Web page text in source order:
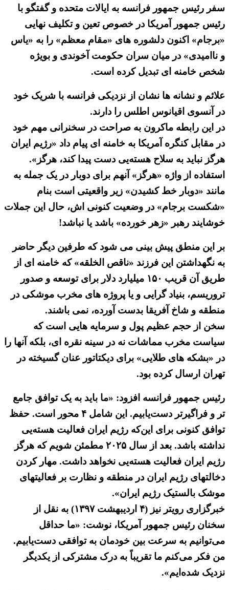
سفر رئیس جمهور فرانسه به ایالات متحده و گفتگو با
رئیس جمهور آمریکا در خصوص تعین و تکلیف نهایی
«برجام» اکنون دلشوره های «مقام معظم» را به «یاس
و ناامیدی» در میان سران حکومت آخوندی و بویژه
شخص خامنه ای تبدیل کرده است.
علائم و نشانه ها نشان از نزدیکی فرانسه با شریک خود
در آنسوی اقیانوس اطلس را دارند.
در این رابطه ماکرون به صراحت در سخنرانی مهم خود
در مقابل کنگره آمریکا به خامنه ای پیام داد «رژیم ایران
هرگز نباید به سلاح هسته‌یی دست پیدا کند، هرگز».
استفاده از واژه «هرگز» آنهم برای دوبار در یک جمله به
مانند «دوبار خط کشیدن» زیر واقعیتی است بنام
«شکست برجام» در وضعیت کنونی اش، حال این جملات
خوشایند رهبر «زهر خورده» باشد یا نباشد!
بر این منطق پیش بینی می شود که طرفین دیگر حاضر
به نگهداشتن این فرزند «ناقص الخلقه» که خامنه ای از
طریق آن قریب ۱۵۰ میلیارد دلار برای توسعه و صدور
تروریسم، بنیاد گرایی و یا پروژه های مخرب موشکی در
منطقه و شاخ آفریقا بدست آورده، نمی باشند.
سخن از حجم عظیم پول و سرمایه هایی است که
سیاست مخرب مماشات نه در سینه نقره ای، بلکه آنها را
در «بشکه های طلایی» برای دیکتاتور عنان گسیخته در
تهران ارسال کرده بود.
رئیس جمهور فرانسه افزود: «ما باید به یک توافق جامع
تر و فراگیرتر دست‌یابیم. این شامل ۴ محور است. حفظ
توافق کنونی برای این‌که رژیم ایران فعالیت هسته‌یی
نداشته باشد. بعد از سال ۲۰۲۵ مطمئن شویم که هرگز
رژیم ایران فعالیت هسته‌یی نخواهد داشت. مهار کردن
دخالتهای رژیم ایران در منطقه و نظارت بر فعالیتهای
موشک بالستیک رژیم ایران».
خبرگزاری رویتر نیز (۴ اردیبهشت ۱۳۹۷) به نقل از
سخنان رئیس جمهور آمریکا، نوشت: «ما حداقل
می‌توانیم به سرعت بین خودمان به توافقی دست‌یابیم.
من فکر می‌کنم ما تقریباً به درک مشترکی از یکدیگر
نزدیک شده‌ایم».